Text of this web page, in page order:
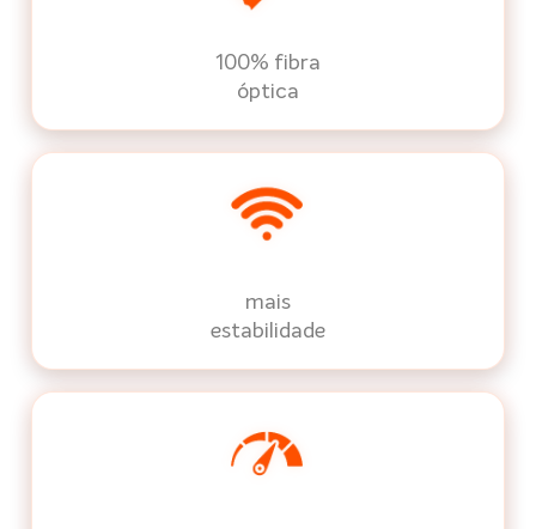
100% fibra
óptica
mais
estabilidade